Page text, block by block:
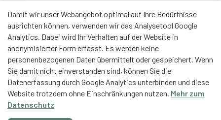
Damit wir unser Webangebot optimal auf Ihre Bedürfnisse
ausrichten können, verwenden wir das Analysetool Google
Analytics. Dabei wird Ihr Verhalten auf der Website in
anonymisierter Form erfasst. Es werden keine
personenbezogenen Daten übermittelt oder gespeichert. Wenn
Sie damit nicht einverstanden sind, können Sie die
Datenerfassung durch Google Analytics unterbinden und diese
Website trotzdem ohne Einschränkungen nutzen. Mehr zum
Datenschutz
Partner
Contentpartner
Eidgenössische Hochschule für Sport Magglingen
EHSM